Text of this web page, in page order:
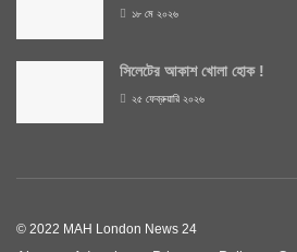
১৮ মে ২০২৬
সিলেটের আকাশ খোলা হোক !
২৫ ফেব্রুয়ারি ২০২৬
© 2022 MAH London News 24